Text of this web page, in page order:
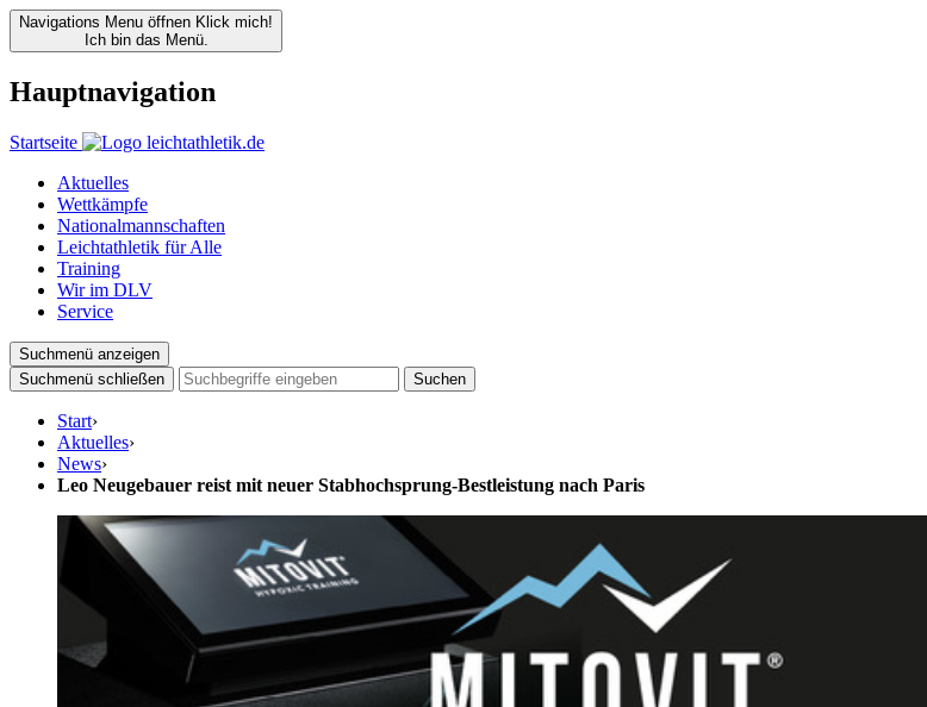
Navigations Menu öffnen Klick mich!
Ich bin das Menü.
Hauptnavigation
Startseite
Aktuelles
Wettkämpfe
Nationalmannschaften
Leichtathletik für Alle
Training
Wir im DLV
Service
Suchmenü anzeigen
Suchmenü schließen
Suchen
Start›
Aktuelles›
News›
Leo Neugebauer reist mit neuer Stabhochsprung-Bestleistung nach Paris